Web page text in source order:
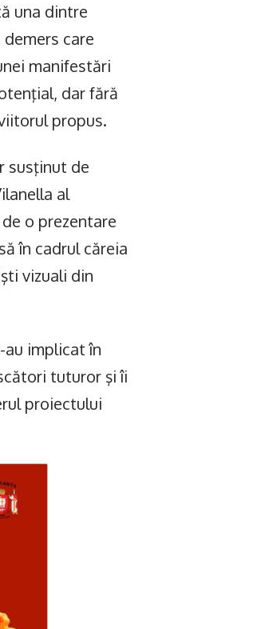
una dintre
care
manifestări
dar fără
propus.
susţinut de
al
o prezentare
în cadrul căreia
vizuali din
au implicat în
tuturor şi îi
proiectului